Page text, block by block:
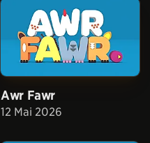
Awr Fawr
12 Mai 2026